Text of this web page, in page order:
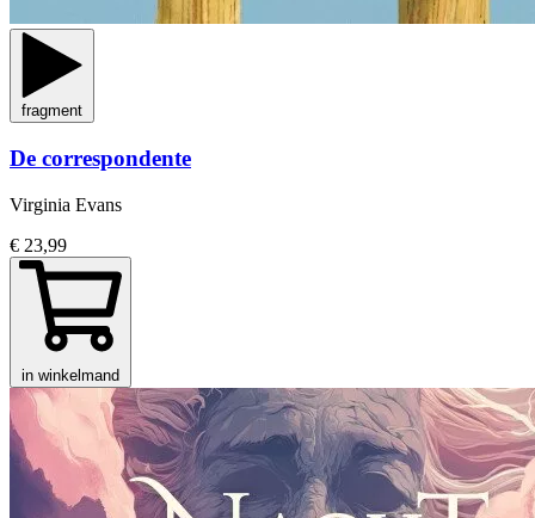
fragment
De correspondente
Virginia Evans
€ 23,99
in winkelmand